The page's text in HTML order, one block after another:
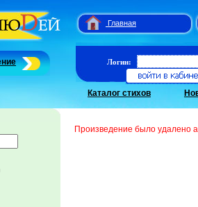
Главная
Логин:
Каталог стихов
Произведение было удалено